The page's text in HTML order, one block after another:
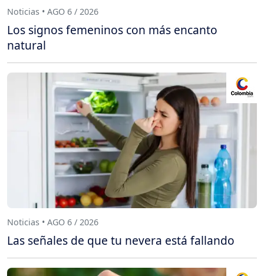
Noticias • AGO 6 / 2026
Los signos femeninos con más encanto
natural
Noticias • AGO 6 / 2026
Las señales de que tu nevera está fallando